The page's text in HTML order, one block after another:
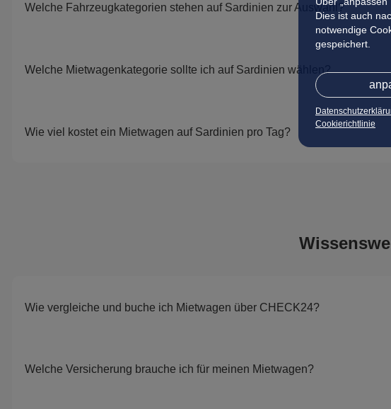
Dies ist auch
notwendige
gespeichert.
Cookierichtlinie
Welche Fahrzeugkategorien stehen auf Sardinien zur Auswahl?
Welche Mietwagenkategorie sollte ich auf Sardinien wählen?
Wie viel kostet ein Mietwagen auf Sardinien pro Tag?
Wie vergleiche und buche ich Mietwagen über CHECK24?
Welche Versicherung brauche ich für meinen Mietwagen?